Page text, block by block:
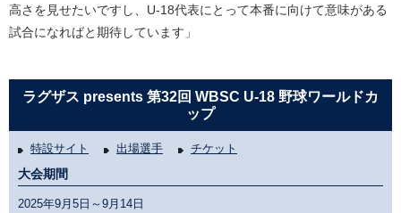
高さを見せたいですし、U-18代表にとって本番に向けて意味がある
試合になればと期待しています」
ラグザス presents 第32回 WBSC U-18 野球ワールドカ
ップ
特設サイト 出場選手 チケット
大会期間
2025年9月5日～9月14日